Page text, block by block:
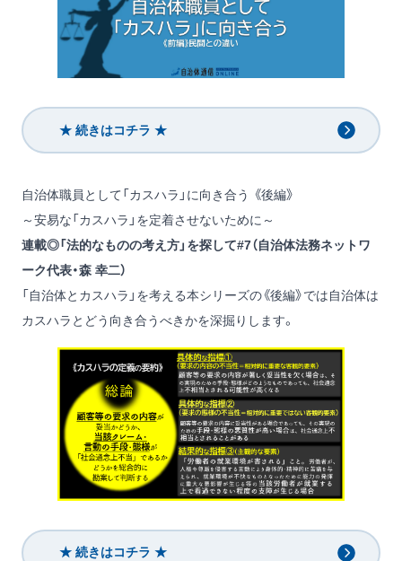
★ 続きはコチラ ★
自治体職員として「カスハラ」に向き合う 《後編》
～安易な「カスハラ」を定着させないために～
連載◎「法的なものの考え方」を探して#7（自治体法務ネットワ
ーク代表・森 幸二）
「自治体とカスハラ」を考える本シリーズの《後編》では自治体は
カスハラとどう向き合うべきかを深掘りします。
★ 続きはコチラ ★